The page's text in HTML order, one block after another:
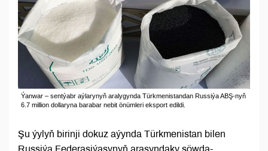
Ýanwar – sentýabr aýlarynyň aralygynda Türkmenistandan Russiýa ABŞ-nyň
6.7 million dollaryna barabar nebit önümleri eksport edildi.
Şu ýylyň birinji dokuz aýynda Türkmenistan bilen
Russiýa Federasiýasynyň arasyndaky söwda-